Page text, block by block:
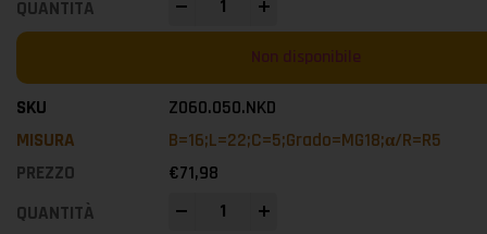
Non disponibile
Z060.050.NKD
B=16;L=22;C=5;Grado=MG18;α/R=R5
€71,98